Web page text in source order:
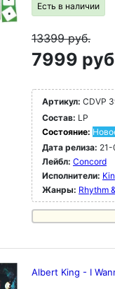
Есть в наличии
13399руб.
7999
Артикул: CDVP
Состав: LP
Состояние:
Дата релиза:
Лейбл: Concord
Исполнители:
Жанры: Rhythm
Albert King - I